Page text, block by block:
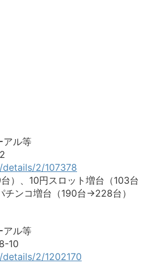
アル等
2/107378
）、10円スロット増台（103台
ンコ増台（190台→228台）
アル等
10
2/1202170